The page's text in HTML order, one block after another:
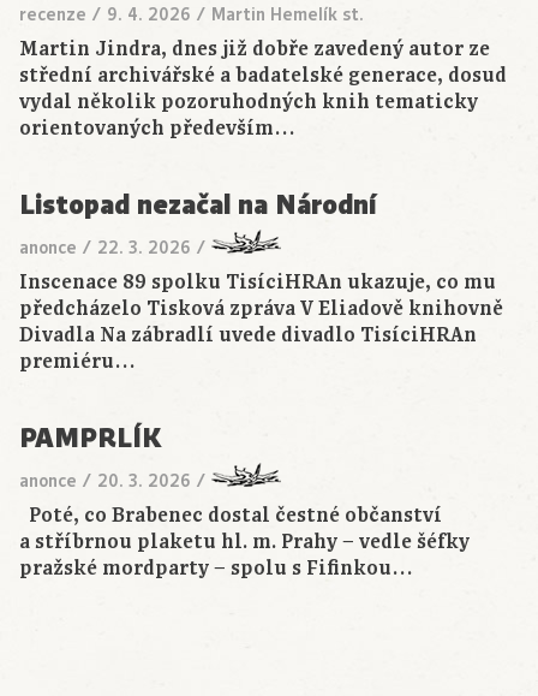
recenze / 9. 4. 2026 / Martin Hemelík st.
Martin Jindra, dnes již dobře zavedený autor ze
střední archivářské a badatelské generace, dosud
vydal několik pozoruhodných knih tematicky
orientovaných především…
Listopad nezačal na Národní
anonce / 22. 3. 2026 /
Inscenace 89 spolku TisíciHRAn ukazuje, co mu
předcházelo Tisková zpráva V Eliadově knihovně
Divadla Na zábradlí uvede divadlo TisíciHRAn
premiéru…
PAMPRLÍK
anonce / 20. 3. 2026 /
Poté, co Brabenec dostal čestné občanství
a stříbrnou plaketu hl. m. Prahy − vedle šéfky
pražské mordparty − spolu s Fifinkou…